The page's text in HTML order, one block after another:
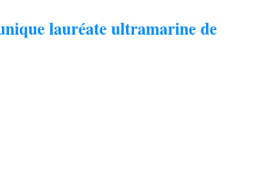
lauréate ultramarine de